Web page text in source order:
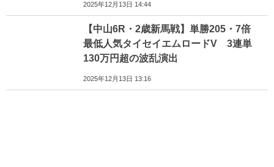
2025年12月13日 14:44
【中山6R・2歳新馬戦】単勝205・7倍
最低人気タイセイエムロードV 3連単
130万円超の波乱演出
2025年12月13日 13:16